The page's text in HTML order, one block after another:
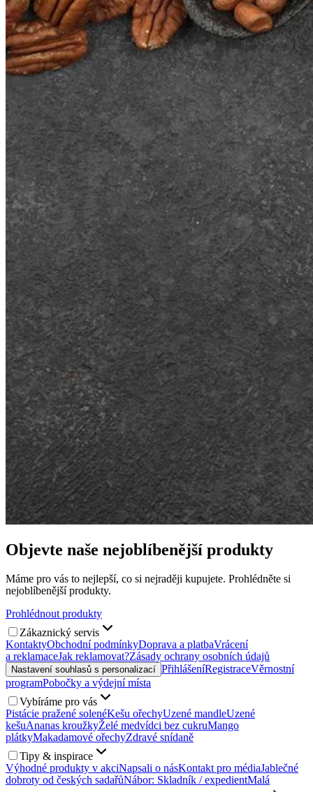
Objevte naše nejoblíbenější produkty
Máme pro vás to nejlepší, co si nejraději kupujete. Prohlédněte si
nejoblíbenější produkty.
Prohlédnout produkty
Zákaznický servis
KontaktyObchodní podmínkyDoprava a platbaVrácení
a reklamaceJak reklamovat?Zásady ochrany osobních údajů
Nastavení souhlasů s personalizací PřihlášeníRegistraceVěrnostní
programPobočky a výdejní místa
Vybíráme pro vás
Pistácie pražené solenéKešu ořechyUzené mandleUzené
kešuAnanas kroužkyŽelé medvídci bez cukruMango
plátkyMakadamové ořechyZdravé snídaně
Tipy & inspirace
Výhodné produkty v akciNapsali o násKontakt pro médiaJablečné
dobroty od českých sadařůNábor: Skladník / expedientMalá